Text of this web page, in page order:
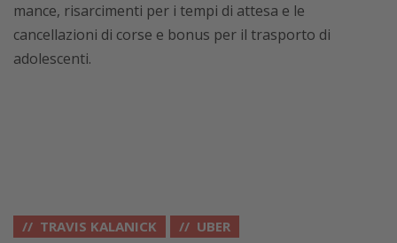
mance, risarcimenti per i tempi di attesa e le
cancellazioni di corse e bonus per il trasporto di
adolescenti.
TRAVIS KALANICK UBER